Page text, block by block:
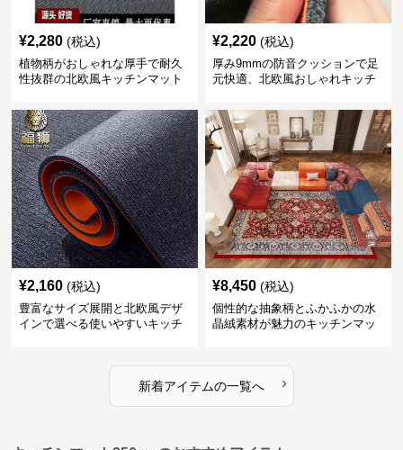
¥2,280 (税込)
植物柄がおしゃれな厚手で耐久
性抜群の北欧風キッチンマット
¥2,220 (税込)
厚み9mmの防音クッションで足
元快適、北欧風おしゃれキッチ
¥2,160 (税込)
豊富なサイズ展開と北欧風デザ
インで選べる使いやすいキッチ
¥8,450 (税込)
個性的な抽象柄とふかふかの水
晶絨素材が魅力のキッチンマッ
新着アイテムの一覧へ ›